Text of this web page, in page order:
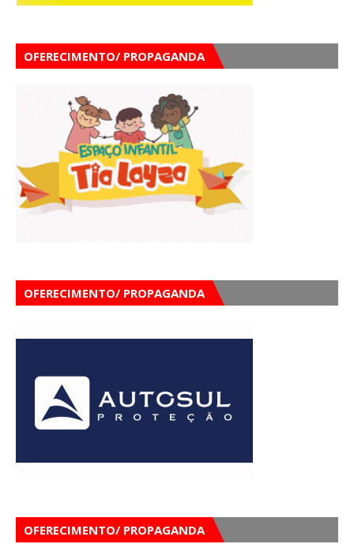
OFERECIMENTO/ PROPAGANDA
OFERECIMENTO/ PROPAGANDA
OFERECIMENTO/ PROPAGANDA